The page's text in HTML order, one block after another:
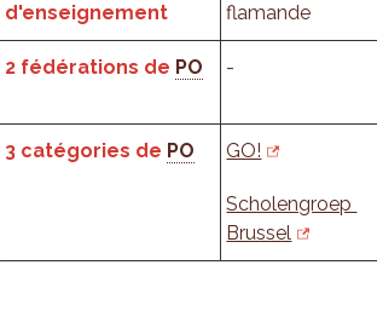
d'enseignement
flamande
2 fédérations de PO -
3 catégories de PO GO!
Scholengroep
Brussel